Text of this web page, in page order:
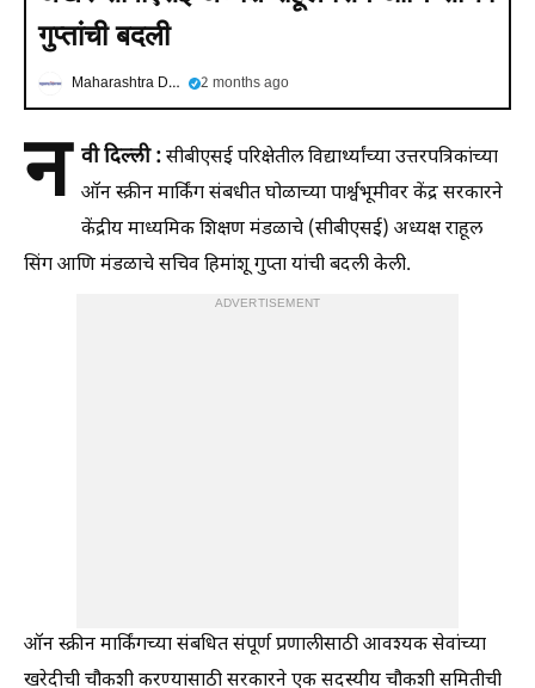
गुप्तांची बदली
Maharashtra Dinman 2 months ago
न वी दिल्ली :सीबीएसई परिक्षेतील विद्यार्थ्यांच्या उत्तरपत्रिकांच्या
ऑन स्क्रीन मार्किंग संबधीत घोळाच्या पार्श्वभूमीवर केंद्र सरकारने
केंद्रीय माध्यमिक शिक्षण मंडळाचे (सीबीएसई) अध्यक्ष राहूल
सिंग आणि मंडळाचे सचिव हिमांशू गुप्ता यांची बदली केली.
ADVERTISEMENT
ऑन स्क्रीन मार्किंगच्या संबधित संपूर्ण प्रणालीसाठी आवश्यक सेवांच्या
खरेदीची चौकशी करण्यासाठी सरकारने एक सदस्यीय चौकशी समितीची